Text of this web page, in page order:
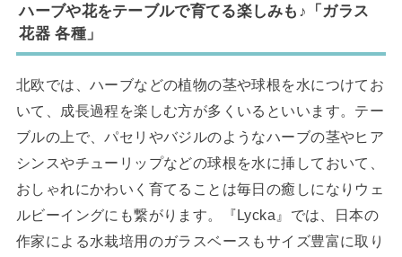
ハーブや花をテーブルで育てる楽しみも♪「ガラス
花器 各種」
北欧では、ハーブなどの植物の茎や球根を水につけてお
いて、成長過程を楽しむ方が多くいるといいます。テー
ブルの上で、パセリやバジルのようなハーブの茎やヒア
シンスやチューリップなどの球根を水に挿しておいて、
おしゃれにかわいく育てることは毎日の癒しになりウェ
ルビーイングにも繋がります。『Lycka』では、日本の
作家による水栽培用のガラスベースもサイズ豊富に取り